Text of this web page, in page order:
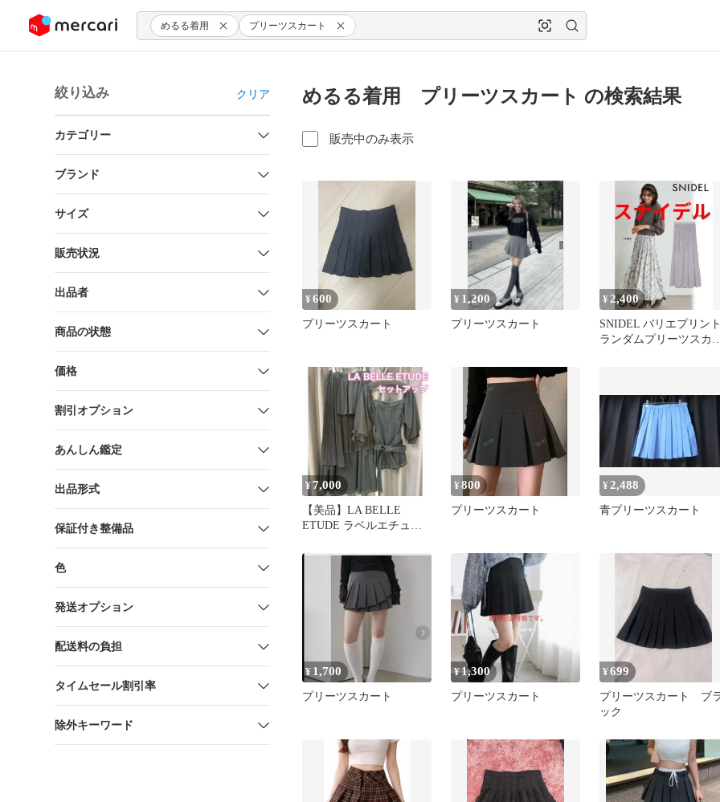
ツにスキップ めるる着用 プリーツスカート
絞り込み クリア
カテゴリー
ブランド
サイズ
販売状況
出品者
商品の状態
価格
割引オプション
あんしん鑑定
出品形式
保証付き整備品
色
発送オプション
配送料の負担
タイムセール割引率
除外キーワード
めるる着用 プリーツスカート の検索結果
販売中のみ表示
¥600
プリーツスカート
¥ 1,200
プリーツスカート
¥ 2,400
SNIDEL バリエプリント
ランダムプリーツスカー
¥7,000
【美品】LA BELLE
ETUDE ラベルエチュー
プ
¥800
プリーツスカート
¥ 2,488
青プリーツスカート
¥ 1,700
プリーツスカート
¥1,300
プリーツスカート
¥699
プリーツスカート ブ
ック